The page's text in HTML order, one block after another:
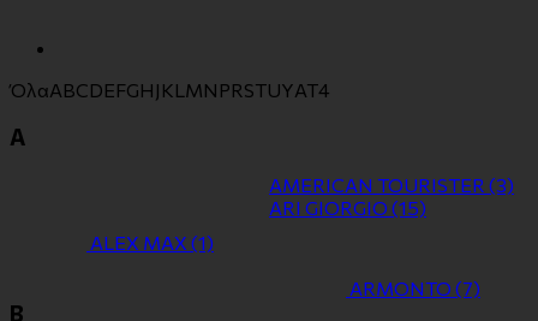
ΌλαABCDEFGH J KL MN PRSTUYΑΤ4
A
ALEX MAX (1)
AMERICAN TOURISTER (3)
ARI GIORGIO (15)
ARMONTO (7)
B